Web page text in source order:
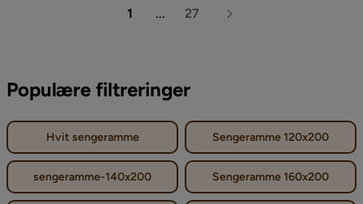
1 ... 27
Populære filtreringer
Hvit sengeramme Sengeramme 120x200
sengeramme-140x200 Sengeramme 160x200